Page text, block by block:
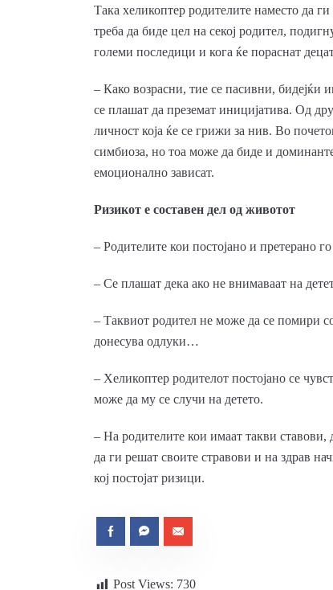
Така хеликоптер родителите наместо да
треба да биде цел на секој родител,
големи последици и кога ќе пораснат
– Како возрасни, тие се пасивни, бидејќи
се плашат да преземат иницијатива. Од
личност која ќе се грижи за нив. Во
симбиоза, но тоа може да биде и
емоционално зависат.
Ризикот е составен дел од животот
– Родителите кои постојано и претерано
– Се плашат дека ако не внимаваат на
– Таквиот родител не може да се помири
донесува одлуки…
– Хеликоптер родителот постојано се
може да му се случи на детето.
– На родителите кои имаат такви
да ги решат своите стравови и на здрав
кој постојат ризици.
Post Views: 730